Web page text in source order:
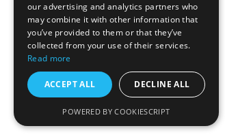
our advertising and analytics partners who
may combine it with other information that
you’ve provided to them or that they’ve
collected from your use of their services.
Read more
ACCEPT ALL DECLINE ALL
POWERED BY COOKIESCRIPT